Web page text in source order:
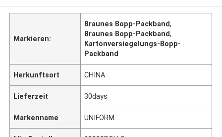
Markieren:
Braunes Bopp-Packband,
Braunes Bopp-Packband,
Kartonversiegelungs-Bopp-
Packband
Herkunftsort CHINA
Lieferzeit 30days
Markenname UNIFORM